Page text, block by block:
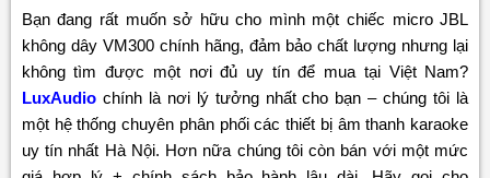
Bạn đang rất muốn sở hữu cho mình một chiếc micro JBL
không dây VM300 chính hãng, đảm bảo chất lượng nhưng lại
không tìm được một nơi đủ uy tín để mua tại Việt Nam?
LuxAudiochính là nơi lý tưởng nhất cho bạn – chúng tôi là
một hệ thống chuyên phân phối các thiết bị âm thanh karaoke
uy tín nhất Hà Nội. Hơn nữa chúng tôi còn bán với một mức